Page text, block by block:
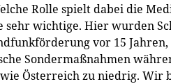
Rolle spielt dabei die
sehr wichtige. Hier wurden
vor 15
Sondermaßnahmen
Österreich zu niedrig.